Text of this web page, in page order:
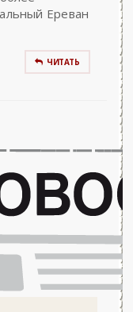
Ереван
ЧИТАТЬ